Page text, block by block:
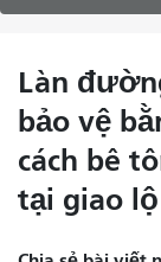
Làn
bảo vệ
cách bê
tại giao